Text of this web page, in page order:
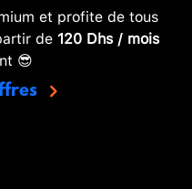
et profite de tous
de 120 Dhs / mois
😎